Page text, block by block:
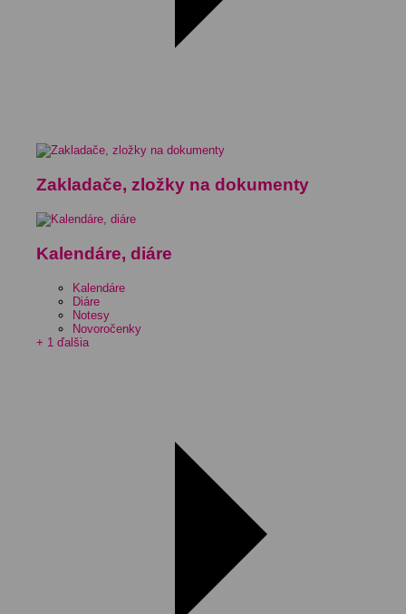
Zakladače, zložky na dokumenty
Kalendáre, diáre
Kalendáre
Diáre
Notesy
Novoročenky
+ 1 ďalšia